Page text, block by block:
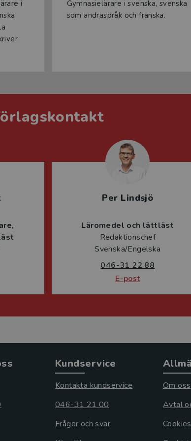
i
Gymnasielärare i svenska, svenska
som andraspråk och franska.
Per Lindsjö
Läromedel och lättläst
Redaktionschef
Svenska/Engelska
046-31 22 88
E-post
Kundservice
Kontakta kundservice
046-31 21 00
Frågor och svar
Om oss
Avtal
Cookies